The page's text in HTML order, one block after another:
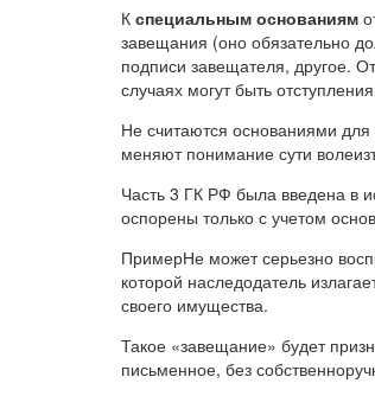
К специальным основаниям
завещания (оно обязательно
подписи завещателя, другое.
случаях могут быть
Не считаются основаниями
меняют понимание сути
Часть 3 ГК РФ была введена в
оспорены только с учетом
ПримерНе может серьезно
которой наследодатель
своего имущества.
Такое «завещание» будет
письменное, без